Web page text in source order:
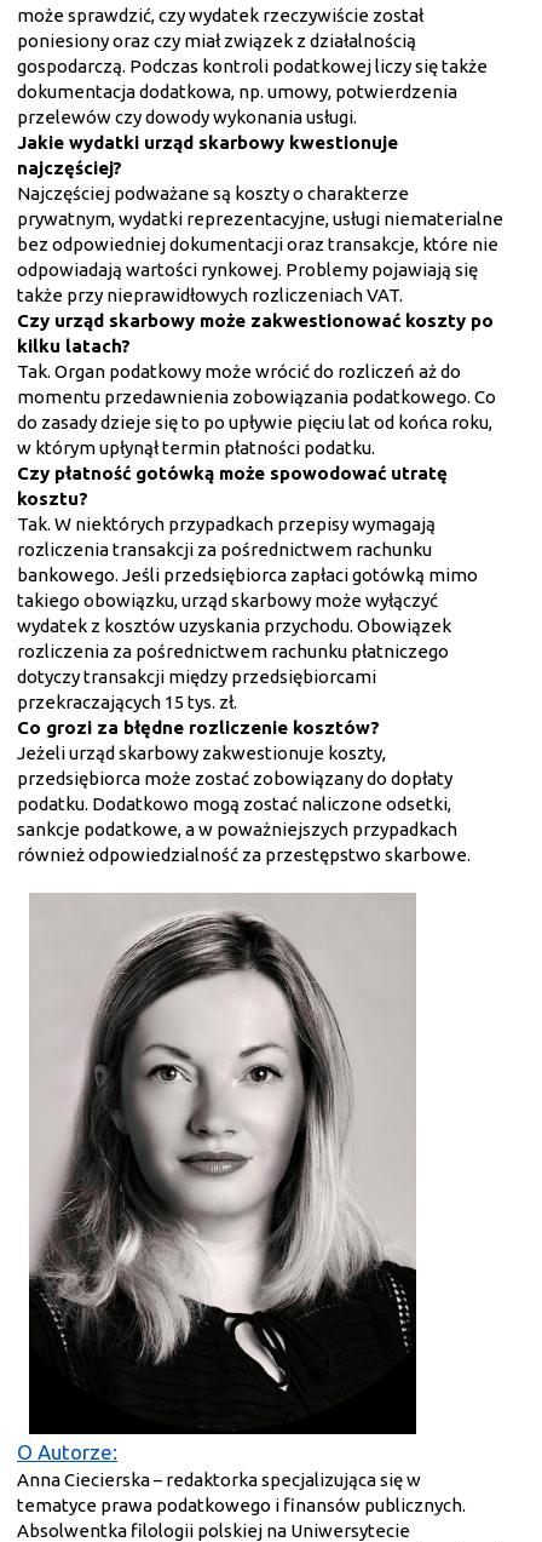
może sprawdzić, czy wydatek rzeczywiście został
poniesiony oraz czy miał związek z działalnością
gospodarczą. Podczas kontroli podatkowej liczy się także
dokumentacja dodatkowa, np. umowy, potwierdzenia
przelewów czy dowody wykonania usługi.
Jakie wydatki urząd skarbowy kwestionuje
najczęściej?
Najczęściej podważane są koszty o charakterze
prywatnym, wydatki reprezentacyjne, usługi niematerialne
bez odpowiedniej dokumentacji oraz transakcje, które nie
odpowiadają wartości rynkowej. Problemy pojawiają się
także przy nieprawidłowych rozliczeniach VAT.
Czy urząd skarbowy może zakwestionować koszty po
kilku latach?
Tak. Organ podatkowy może wrócić do rozliczeń aż do
momentu przedawnienia zobowiązania podatkowego. Co
do zasady dzieje się to po upływie pięciu lat od końca roku,
w którym upłynął termin płatności podatku.
Czy płatność gotówką może spowodować utratę
kosztu?
Tak. W niektórych przypadkach przepisy wymagają
rozliczenia transakcji za pośrednictwem rachunku
bankowego. Jeśli przedsiębiorca zapłaci gotówką mimo
takiego obowiązku, urząd skarbowy może wyłączyć
wydatek z kosztów uzyskania przychodu. Obowiązek
rozliczenia za pośrednictwem rachunku płatniczego
dotyczy transakcji między przedsiębiorcami
przekraczających 15 tys. zł.
Co grozi za błędne rozliczenie kosztów?
Jeżeli urząd skarbowy zakwestionuje koszty,
przedsiębiorca może zostać zobowiązany do dopłaty
podatku. Dodatkowo mogą zostać naliczone odsetki,
sankcje podatkowe, a w poważniejszych przypadkach
również odpowiedzialność za przestępstwo skarbowe.
O Autorze:
Anna Ciecierska – redaktorka specjalizująca się w
tematyce prawa podatkowego i finansów publicznych.
Absolwentka filologii polskiej na Uniwersytecie